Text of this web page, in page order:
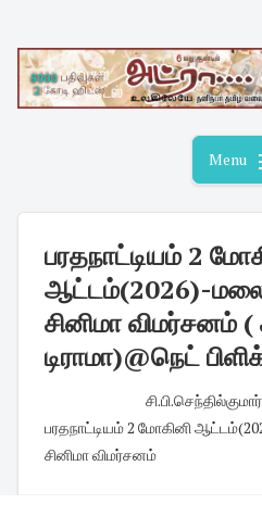
content
Menu
பரதநாட்டியம் 2
ஆட்டம்(2026)-
சினிமா விமர்சனம் (
டிராமா)@நெட்
சி.பி.செந்தில்குமார்
பரதநாட்டியம் 2 மோகினி
சினிமா விமர்சனம்